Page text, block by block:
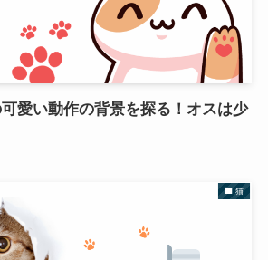
愛い動作の背景を探る！オスは少
猫